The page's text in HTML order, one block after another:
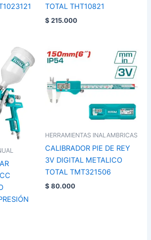
TOTAL THT10821
$ 215.000
HERRAMIENTAS INALAMBRICAS
CALIBRADOR PIE DE REY
3V DIGITAL METALICO
TOTAL TMT321506
$ 80.000